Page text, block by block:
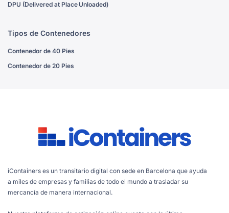
DPU (Delivered at Place Unloaded)
Tipos de Contenedores
Contenedor de 40 Pies
Contenedor de 20 Pies
iContainers es un transitario digital con sede en Barcelona que ayuda
a miles de empresas y familias de todo el mundo a trasladar su
mercancía de manera internacional.